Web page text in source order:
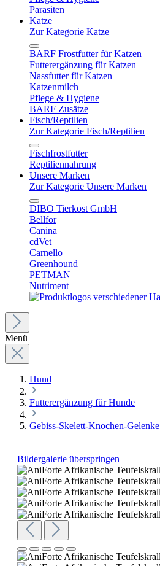
Parasiten
Katze
Zur Kategorie Katze
BARF Frostfutter für Katzen
Futterergänzung für Katzen
Nassfutter für Katzen
Katzenmilch
Pflege & Hygiene
BARF Zusätze
Fisch/Reptilien
Zur Kategorie Fisch/Reptilien
Fischfrostfutter
Reptiliennahrung
Unsere Marken
Zur Kategorie Unsere Marken
DIBO Tierkost GmbH
Bellfor
Canina
cdVet
Carnello
Greenhound
PETMAN
Nutriment
Menü
Hund
Futterergänzung für Hunde
Gebiss-Skelett-Knochen-Gelenke
Bildergalerie überspringen